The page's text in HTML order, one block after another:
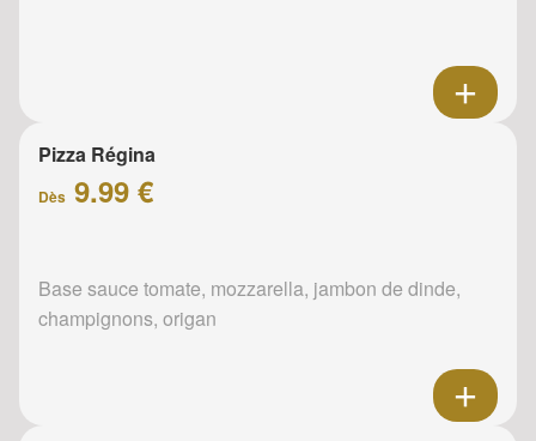
Pizza Régina
Dès 9.99 €
Base sauce tomate, mozzarella, jambon de dinde,
champignons, origan